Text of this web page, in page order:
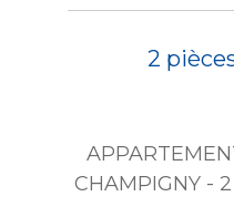
2
CHAMPIGNY -